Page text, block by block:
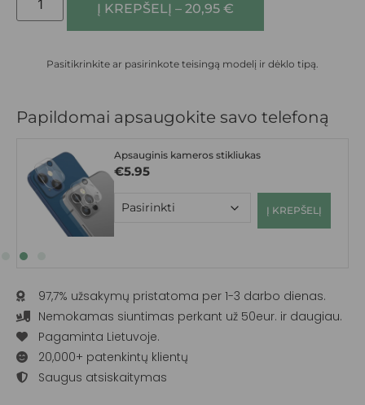
Į KREPŠELĮ – 20,95 €
Pasitikrinkite ar pasirinkote teisingą modelį ir dėklo tipą.
Papildomai apsaugokite savo telefoną
Apsauginis kameros stikliukas
€5.95
Į KREPŠELĮ
97,7% užsakymų pristatoma per 1-3 darbo dienas.
Nemokamas siuntimas perkant už 50eur. ir daugiau.
Pagaminta Lietuvoje.
20,000+ patenkintų klientų
Saugus atsiskaitymas